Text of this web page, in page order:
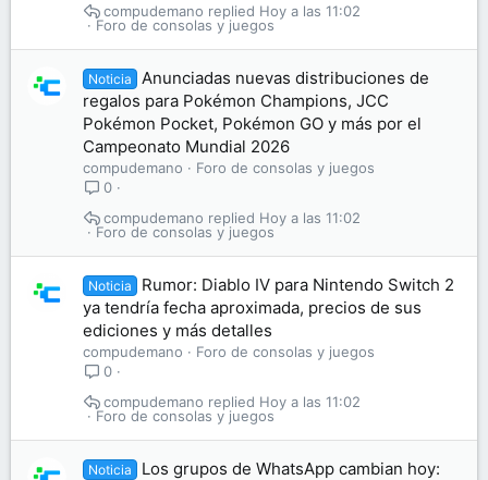
Foro de consolas y juegos
Hoy a las 11:02
compudemano
Noticia
Anunciadas nuevas distribuciones de
regalos para Pokémon Champions, JCC
Pokémon Pocket, Pokémon GO y más por el
Campeonato Mundial 2026
compudemano
Foro de consolas y juegos
0
Foro de consolas y juegos
Hoy a las 11:02
compudemano
Noticia
Rumor: Diablo IV para Nintendo Switch 2
ya tendría fecha aproximada, precios de sus
ediciones y más detalles
compudemano
Foro de consolas y juegos
0
Foro de consolas y juegos
Hoy a las 11:02
compudemano
Noticia
Los grupos de WhatsApp cambian hoy: